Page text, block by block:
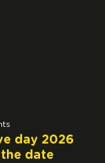
day 2026
the date